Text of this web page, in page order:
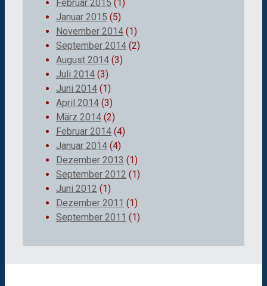
Februar 2015 (1)
Januar 2015 (5)
November 2014 (1)
September 2014 (2)
August 2014 (3)
Juli 2014 (3)
Juni 2014 (1)
April 2014 (3)
März 2014 (2)
Februar 2014 (4)
Januar 2014 (4)
Dezember 2013 (1)
September 2012 (1)
Juni 2012 (1)
Dezember 2011 (1)
September 2011 (1)